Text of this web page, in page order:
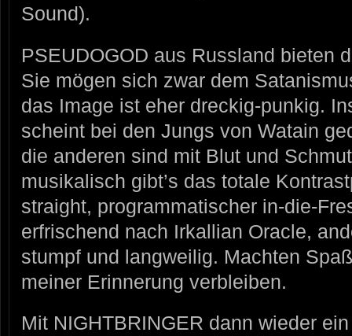
Sound).
PSEUDOGOD aus Russland bieten
Sie mögen sich zwar dem
das Image ist eher dreckig-punkig.
scheint bei den Jungs von Watain
die anderen sind mit Blut und
musikalisch gibt’s das totale
straight, programmatischer in-die-
erfrischend nach Irkallian Oracle,
stumpf und langweilig. Machten
meiner Erinnerung verbleiben.
Mit NIGHTBRINGER dann wieder